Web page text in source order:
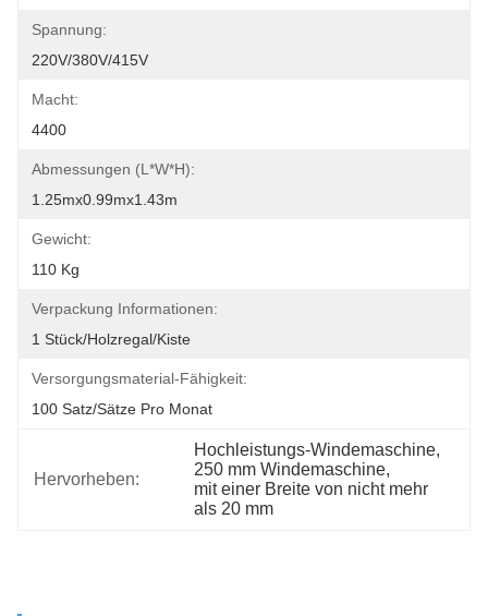
Spannung:
220V/380V/415V
Macht:
4400
Abmessungen (L*W*H):
1.25mx0.99mx1.43m
Gewicht:
110 Kg
Verpackung Informationen:
1 Stück/Holzregal/Kiste
Versorgungsmaterial-Fähigkeit:
100 Satz/Sätze Pro Monat
Hervorheben:
Hochleistungs-Windemaschine,
250 mm Windemaschine,
mit einer Breite von nicht mehr
als 20 mm